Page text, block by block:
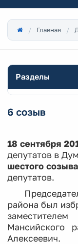
Главная
Разделы
6 созыв
18 сентября
депутатов в
шестого созыва
депутатов.
района был
Мансийского
Алексеевич.